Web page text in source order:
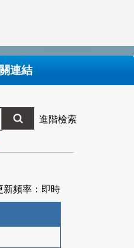
連結
進階檢索
新頻率：即時